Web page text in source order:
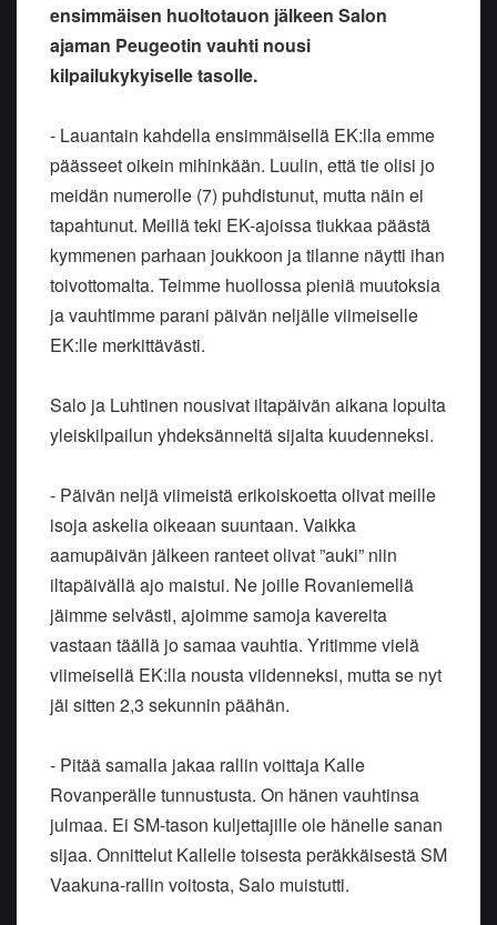
ensimmäisen huoltotauon jälkeen Salon
ajaman Peugeotin vauhti nousi
kilpailukykyiselle tasolle.
- Lauantain kahdella ensimmäisellä EK:lla emme
päässeet oikein mihinkään. Luulin, että tie olisi jo
meidän numerolle (7) puhdistunut, mutta näin ei
tapahtunut. Meillä teki EK-ajoissa tiukkaa päästä
kymmenen parhaan joukkoon ja tilanne näytti ihan
toivottomalta. Teimme huollossa pieniä muutoksia
ja vauhtimme parani päivän neljälle viimeiselle
EK:lle merkittävästi.
Salo ja Luhtinen nousivat iltapäivän aikana lopulta
yleiskilpailun yhdeksänneltä sijalta kuudenneksi.
- Päivän neljä viimeistä erikoiskoetta olivat meille
isoja askelia oikeaan suuntaan. Vaikka
aamupäivän jälkeen ranteet olivat ”auki” niin
iltapäivällä ajo maistui. Ne joille Rovaniemellä
jäimme selvästi, ajoimme samoja kavereita
vastaan täällä jo samaa vauhtia. Yritimme vielä
viimeisellä EK:lla nousta viidenneksi, mutta se nyt
jäi sitten 2,3 sekunnin päähän.
- Pitää samalla jakaa rallin voittaja Kalle
Rovanperälle tunnustusta. On hänen vauhtinsa
julmaa. Ei SM-tason kuljettajille ole hänelle sanan
sijaa. Onnittelut Kallelle toisesta peräkkäisestä SM
Vaakuna-rallin voitosta, Salo muistutti.